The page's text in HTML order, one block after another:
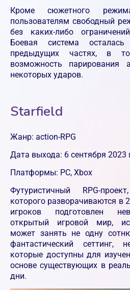
Кроме сюжетного
пользователям свободный
без каких-либо
Боевая система
предыдущих частях, в
возможность парирования
некоторых ударов.
Starfield
Жанр: action-RPG
Дата выхода: 6 сентября 2023
Платформы: PC, Xbox
Футуристичный RPG-
которого разворачиваются в
игроков подготовлен
открытый игровой мир,
может занять не одну
фантастический сеттинг,
которые доступны для
основе существующих в
дни.